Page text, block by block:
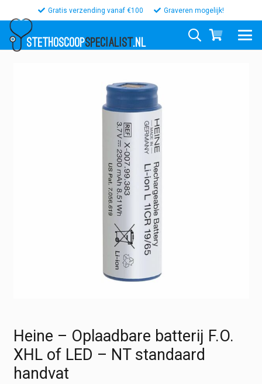
Gratis verzending vanaf €100 Graveren mogelijk!
STETHOSCOOPSPECIALIST.NL
Heine – Oplaadbare batterij F.O.
XHL of LED – NT standaard
handvat